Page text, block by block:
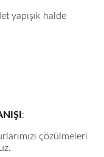
yapışık halde
:
çözülmeleri